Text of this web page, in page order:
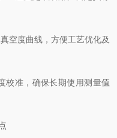
度曲线，方便工艺优化及
准，确保长期使用测量值